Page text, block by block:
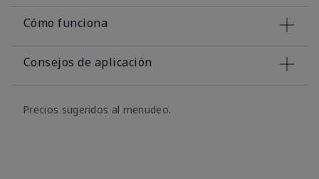
Cómo funciona
Consejos de aplicación
Precios sugeridos al menudeo.